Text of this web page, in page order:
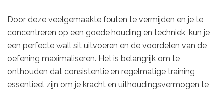
Door deze veelgemaakte fouten te vermijden en je te
concentreren op een goede houding en techniek, kun je
een perfecte wall sit uitvoeren en de voordelen van de
oefening maximaliseren. Het is belangrijk om te
onthouden dat consistentie en regelmatige training
essentieel zijn om je kracht en uithoudingsvermogen te